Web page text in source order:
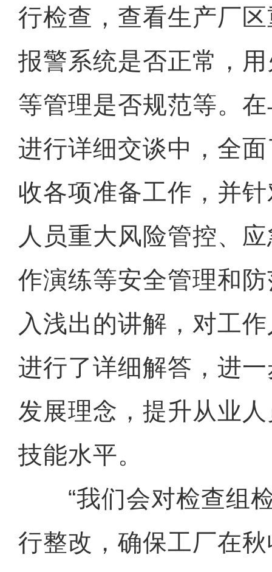
行检查，查看生产厂
报警系统是否正常，
等管理是否规范等。
进行详细交谈中，全
收各项准备工作，并
人员重大风险管控、
作演练等安全管理和
入浅出的讲解，对工
进行了详细解答，进
发展理念，提升从业
技能水平。
“我们会对检查组检
行整改，确保工厂在